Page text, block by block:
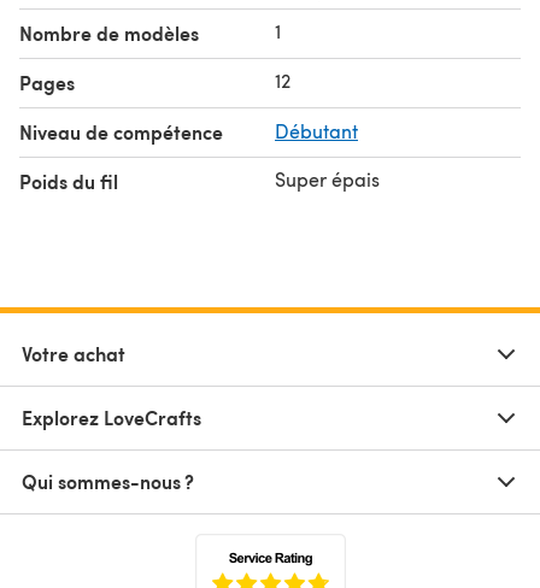
Nombre de modèles 1
Pages 12
Niveau de compétence Débutant
Poids du fil Super épais
Votre achat
Explorez LoveCrafts
Qui sommes-nous ?